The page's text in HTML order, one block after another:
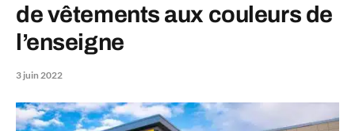
de vêtements aux couleurs de
l’enseigne
3 juin 2022